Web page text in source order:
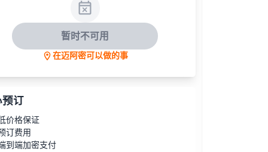
暂时不可用
在迈阿密可以做的事
订
价格保证
订费用
到端加密支付